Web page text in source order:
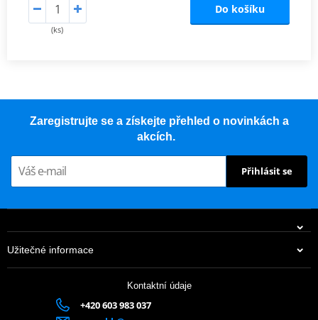
(ks)
Do košíku
Zaregistrujte se a získejte přehled o novinkách a
akcích.
Přihlásit se
Užitečné informace
Kontaktní údaje
+420 603 983 037